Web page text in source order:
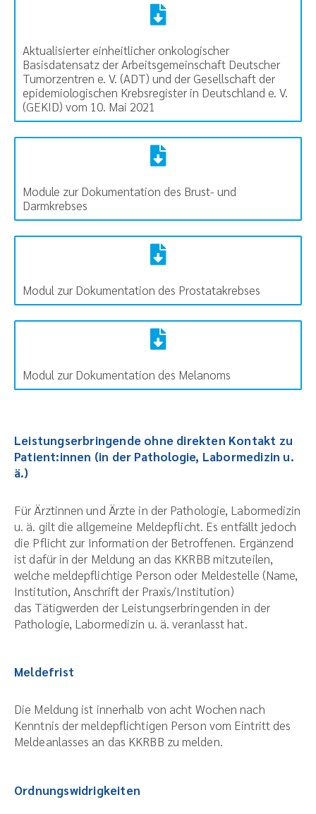
Aktualisierter einheitlicher onkologischer
Basisdatensatz der Arbeitsgemeinschaft Deutscher
Tumorzentren e. V. (ADT) und der Gesellschaft der
epidemiologischen Krebsregister in Deutschland e. V.
(GEKID) vom 10. Mai 2021
Module zur Dokumentation des Brust- und
Darmkrebses
Modul zur Dokumentation des Prostatakrebses
Modul zur Dokumentation des Melanoms
Leistungserbringende ohne direkten Kontakt zu
Patient:innen (in der Pathologie, Labormedizin u.
ä.)
Für Ärztinnen und Ärzte in der Pathologie, Labormedizin
u. ä. gilt die allgemeine Meldepflicht. Es entfällt jedoch
die Pflicht zur Information der Betroffenen. Ergänzend
ist dafür in der Meldung an das KKRBB mitzuteilen,
welche meldepflichtige Person oder Meldestelle (Name,
Institution, Anschrift der Praxis/Institution)
das Tätigwerden der Leistungserbringenden in der
Pathologie, Labormedizin u. ä. veranlasst hat.
Meldefrist
Die Meldung ist innerhalb von acht Wochen nach
Kenntnis der meldepflichtigen Person vom Eintritt des
Meldeanlasses an das KKRBB zu melden.
Ordnungswidrigkeiten